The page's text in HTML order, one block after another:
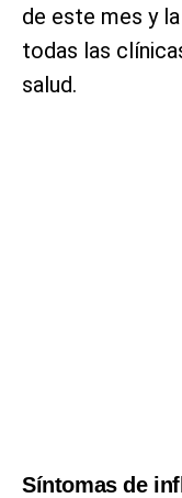
de este mes y
todas las
salud.
Síntomas de